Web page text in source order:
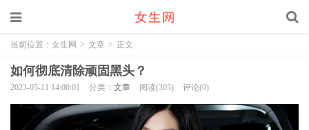
当前位置： 女生网 > 文章 > 正文
如何彻底清除顽固黑头？
2023-05-11 14:00:01 分类： 文章 阅读(305) 评论(0)